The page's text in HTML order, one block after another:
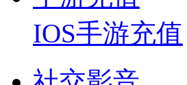
IOS手游充值